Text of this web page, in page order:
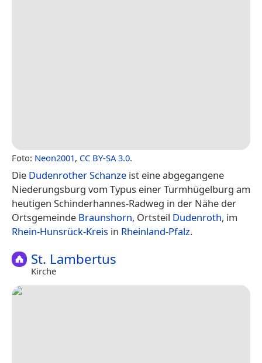
Foto: Neon2001, CC BY-SA 3.0.
Die Dudenrother Schanze ist eine abgegangene
Niederungsburg vom Typus einer Turmhügelburg am
heutigen Schinderhannes-Radweg in der Nähe der
Ortsgemeinde Braunshorn, Ortsteil Dudenroth, im
Rhein-Hunsrück-Kreis in Rheinland-Pfalz.
St. Lambertus
Kirche